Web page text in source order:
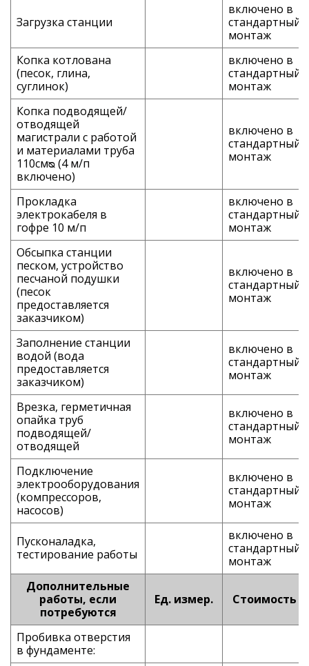
Загрузка станции
включено в
стандартный
монтаж
Копка котлована
(песок, глина,
суглинок)
включено в
стандартный
монтаж
Копка подводящей/
отводящей
магистрали с работой
и материалами труба
110смᴓ (4 м/п
включено)
включено в
стандартный
монтаж
Прокладка
электрокабеля в
гофре 10 м/п
включено в
стандартный
монтаж
Обсыпка станции
песком, устройство
песчаной подушки
(песок
предоставляется
заказчиком)
включено в
стандартный
монтаж
Заполнение станции
водой (вода
предоставляется
заказчиком)
включено в
стандартный
монтаж
Врезка, герметичная
опайка труб
подводящей/
отводящей
включено в
стандартный
монтаж
Подключение
электрооборудования
(компрессоров,
насосов)
включено в
стандартный
монтаж
Пусконаладка,
тестирование работы
включено в
стандартный
монтаж
Дополнительные
работы, если
потребуются
Ед. измер. Стоимость
Пробивка отверстия
в фундаменте: